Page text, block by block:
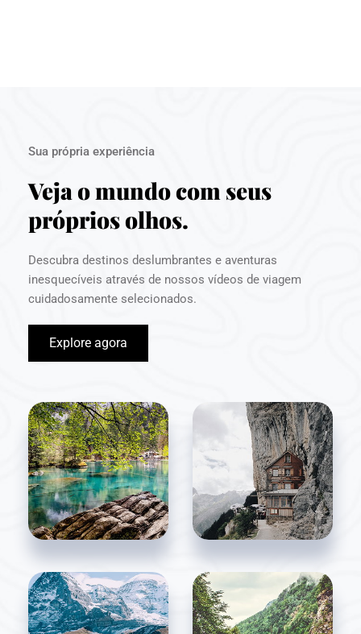
Sua própria experiência
Veja o mundo com seus
próprios olhos.
Descubra destinos deslumbrantes e aventuras
inesquecíveis através de nossos vídeos de viagem
cuidadosamente selecionados.
Explore agora